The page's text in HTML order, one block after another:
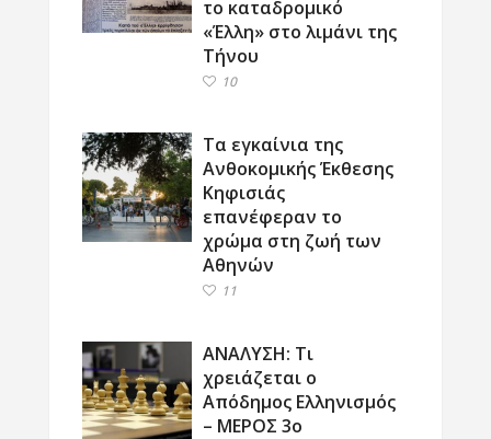
το καταδρομικό
«Έλλη» στο λιμάνι της
Τήνου
10
Τα εγκαίνια της
Ανθοκομικής Έκθεσης
Κηφισιάς
επανέφεραν το
χρώμα στη ζωή των
Αθηνών
11
ΑΝΑΛΥΣΗ: Τι
χρειάζεται ο
Απόδημος Ελληνισμός
– ΜΕΡΟΣ 3ο